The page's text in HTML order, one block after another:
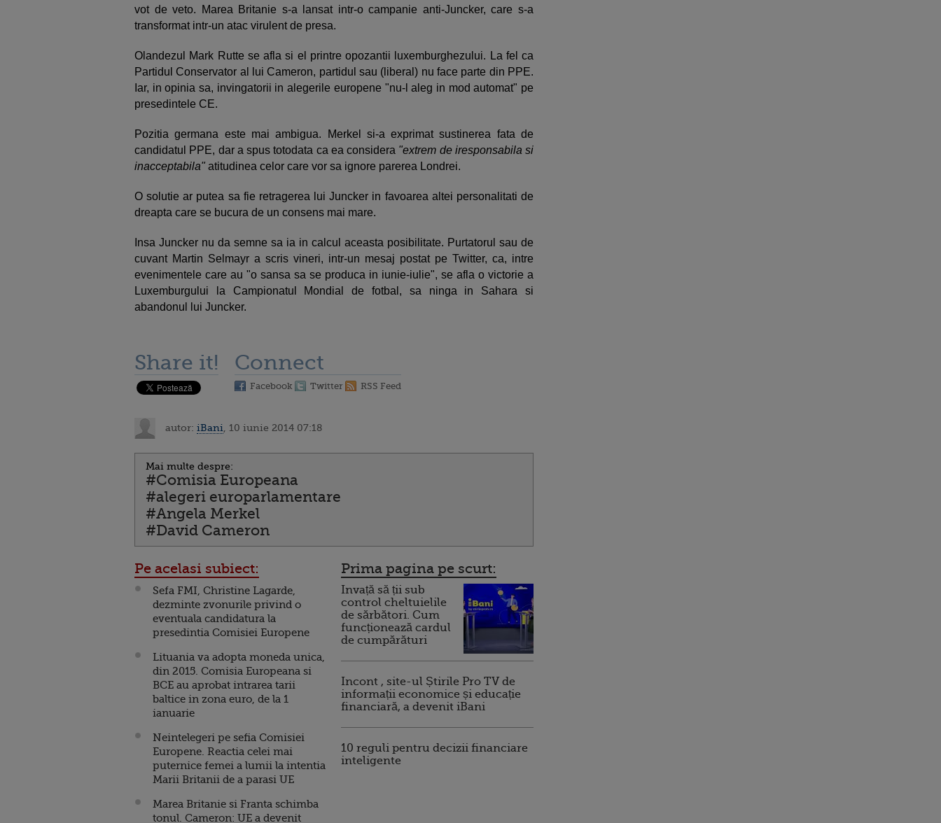
vot de veto. Marea Britanie s-a lansat intr-o campanie anti-Juncker, care s-a
transformat intr-un atac virulent de presa.
Olandezul Mark Rutte se afla si el printre opozantii luxemburghezului. La fel ca
Partidul Conservator al lui Cameron, partidul sau (liberal) nu face parte din PPE.
Iar, in opinia sa, invingatorii in alegerile europene "nu-l aleg in mod automat" pe
presedintele CE.
Pozitia germana este mai ambigua. Merkel si-a exprimat sustinerea fata de
candidatul PPE, dar a spus totodata ca ea considera "extrem de iresponsabila si
inacceptabila" atitudinea celor care vor sa ignore parerea Londrei.
O solutie ar putea sa fie retragerea lui Juncker in favoarea altei personalitati de
dreapta care se bucura de un consens mai mare.
Insa Juncker nu da semne sa ia in calcul aceasta posibilitate. Purtatorul sau de
cuvant Martin Selmayr a scris vineri, intr-un mesaj postat pe Twitter, ca, intre
evenimentele care au "o sansa sa se produca in iunie-iulie", se afla o victorie a
Luxemburgului la Campionatul Mondial de fotbal, sa ninga in Sahara si
abandonul lui Juncker.
Share it! Connect
Facebook Twitter RSS Feed
autor: iBani , 10 iunie 2014 07:18
Mai multe despre:
#Comisia Europeana
#alegeri europarlamentare
#Angela Merkel
#David Cameron
Pe acelasi subiect:
Sefa FMI, Christine Lagarde,
dezminte zvonurile privind o
eventuala candidatura la
presedintia Comisiei Europene
Lituania va adopta moneda unica,
din 2015. Comisia Europeana si
BCE au aprobat intrarea tarii
baltice in zona euro, de la 1
ianuarie
Neintelegeri pe sefia Comisiei
Europene. Reactia celei mai
puternice femei a lumii la intentia
Marii Britanii de a parasi UE
Marea Britanie si Franta schimba
tonul. Cameron: UE a devenit
Prima pagina pe scurt:
Invață să ții sub
control cheltuielile
de sărbători. Cum
funcționează cardul
de cumpărături
Incont , site-ul Știrile Pro TV de
informații economice și educație
financiară, a devenit iBani
10 reguli pentru decizii financiare
inteligente